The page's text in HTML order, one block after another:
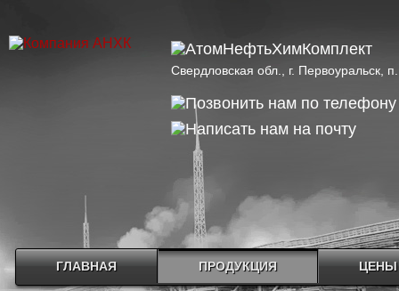
Свердловская обл., г. Первоуральск,
ГЛАВНАЯ ПРОДУКЦИЯ ЦЕНЫ